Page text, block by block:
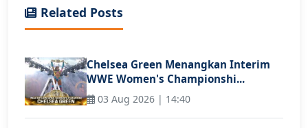
Related Posts
Chelsea Green Menangkan Interim
WWE Women's Championshi...
03 Aug 2026 | 14:40